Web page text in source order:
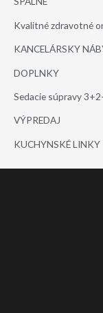
Kvalitné zdravotné
KANCELÁRSKY
DOPLNKY
Sedacie súpravy
VÝPREDAJ
KUCHYNSKÉ LINKY